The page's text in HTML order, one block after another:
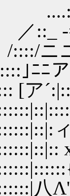
＿
ニ
ニ
´
|⌒:::
ミ
L